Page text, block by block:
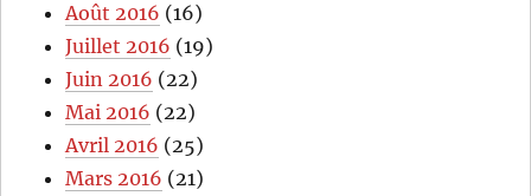
Août 2016 (16)
Juillet 2016 (19)
Juin 2016 (22)
Mai 2016 (22)
Avril 2016 (25)
Mars 2016 (21)